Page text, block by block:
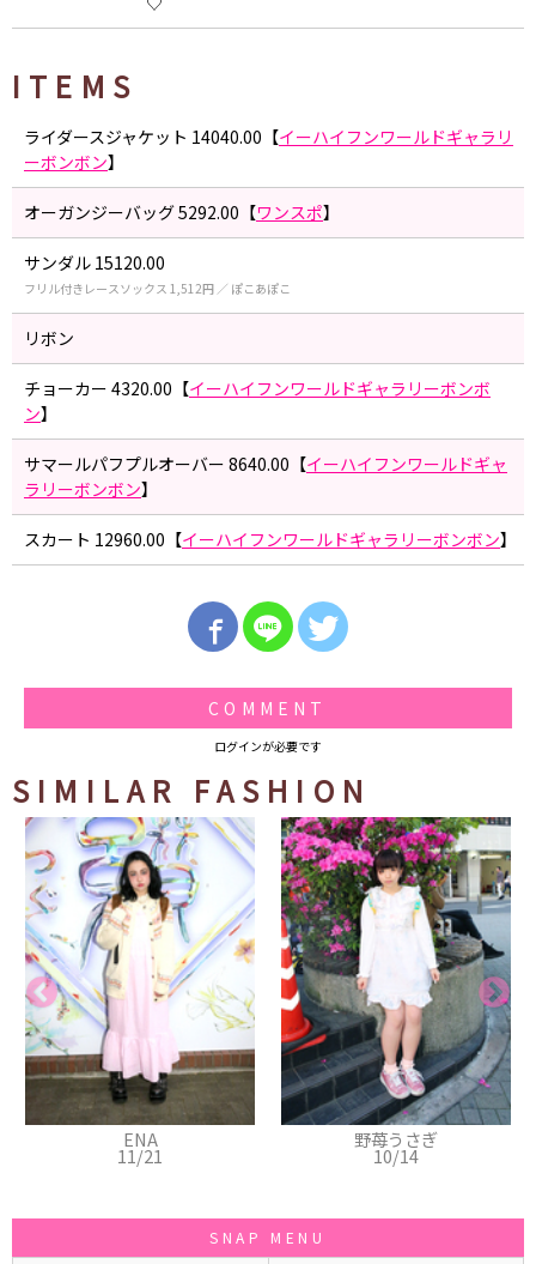
ITEMS
ライダースジャケット 14040.00【イーハイフンワールドギャラリ
ーボンボン】
オーガンジーバッグ 5292.00【ワンスポ】
サンダル 15120.00
フリル付きレースソックス 1,512円 ／ ぽこあぽこ
リボン
チョーカー 4320.00【イーハイフンワールドギャラリーボンボ
ン】
サマールパフプルオーバー 8640.00【イーハイフンワールドギャ
ラリーボンボン】
スカート 12960.00【イーハイフンワールドギャラリーボンボン】
COMMENT
ログインが必要です
SIMILAR FASHION
SNAP MENU